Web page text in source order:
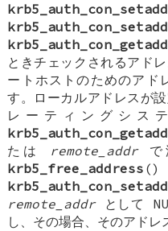
ときチェックされるアド
ートホストのためのアド
す。ローカルアドレスが
レーティングシス
たは remote_addrで
krb5_free_address ()
remote_addrとして
し、その場合、そのアドレ